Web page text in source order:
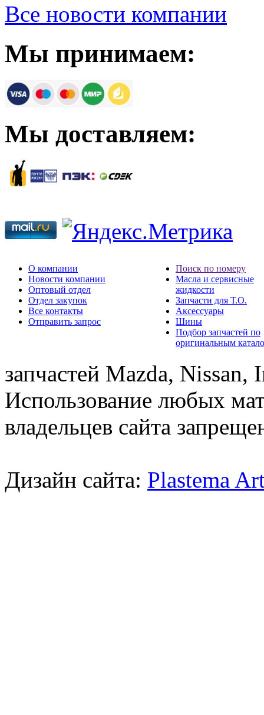
Все новости компании
Мы принимаем:
Мы доставляем:
О компании
Новости компании
Оптовый отдел
Отдел закупок
Все контакты
Отправить запрос
Поиск по номеру
Масла и сервисные
жидкости
Запчасти для Т.О.
Аксессуары
Шины
Подбор запчастей по
оригинальным
запчастей Mazda,
Использование любых
владельцев сайта
Дизайн сайта: Plastema